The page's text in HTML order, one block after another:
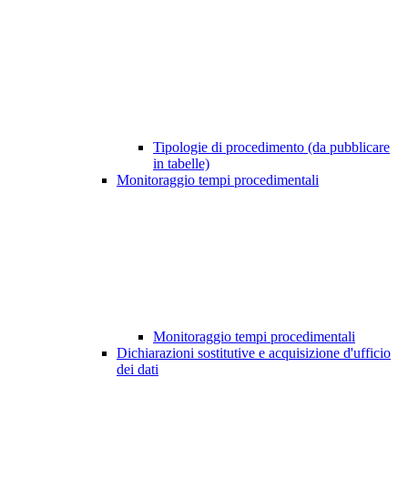
Tipologie di procedimento (da pubblicare
in tabelle)
Monitoraggio tempi procedimentali
Monitoraggio tempi procedimentali
Dichiarazioni sostitutive e acquisizione d'ufficio
dei dati